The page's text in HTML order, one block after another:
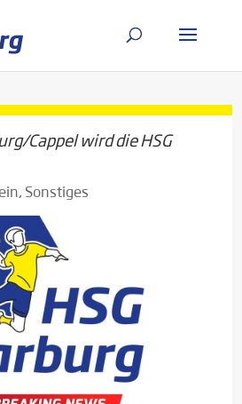
Cappel wird die HSG
,Sonstiges